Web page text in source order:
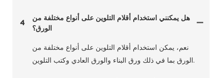
4
هل يمكنني استخدام أقلام التلوين على أنواع مختلفة من
الورق؟
نعم، يمكن استخدام أقلام التلوين على أنواع مختلفة من
الورق بما في ذلك ورق البناء والورق العادي وكتب التلوين.